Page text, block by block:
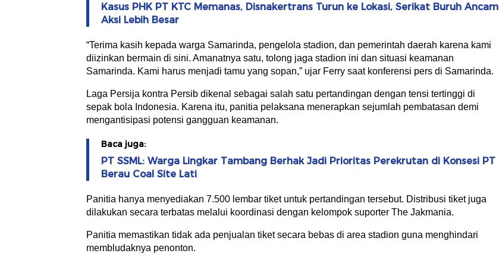
Kasus PHK PT KTC Memanas, Disnakertrans Turun ke Lokasi, Serikat Buruh Ancam
Aksi Lebih Besar
“Terima kasih kepada warga Samarinda, pengelola stadion, dan pemerintah daerah karena kami
diizinkan bermain di sini. Amanatnya satu, tolong jaga stadion ini dan situasi keamanan
Samarinda. Kami harus menjadi tamu yang sopan,” ujar Ferry saat konferensi pers di Samarinda.
Laga Persija kontra Persib dikenal sebagai salah satu pertandingan dengan tensi tertinggi di
sepak bola Indonesia. Karena itu, panitia pelaksana menerapkan sejumlah pembatasan demi
mengantisipasi potensi gangguan keamanan.
Baca juga:
PT SSML: Warga Lingkar Tambang Berhak Jadi Prioritas Perekrutan di Konsesi PT
Berau Coal Site Lati
Panitia hanya menyediakan 7.500 lembar tiket untuk pertandingan tersebut. Distribusi tiket juga
dilakukan secara terbatas melalui koordinasi dengan kelompok suporter The Jakmania.
Panitia memastikan tidak ada penjualan tiket secara bebas di area stadion guna menghindari
membludaknya penonton.